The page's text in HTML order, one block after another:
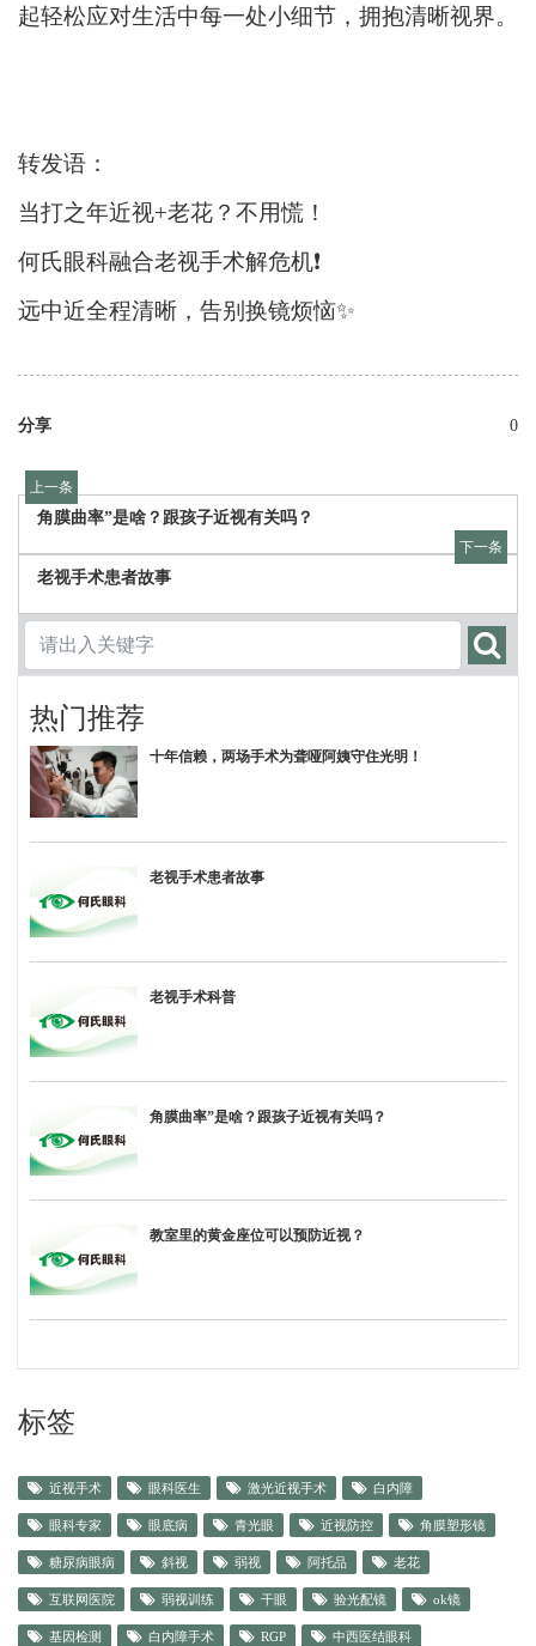
起轻松应对生活中每一处小细节， 拥抱清晰视界。
转发语：
当打之年近视+老花？不用慌！
何氏眼科融合老视手术解危机❗
远中近全程清晰 ， 告别换镜烦恼✨
分享 0
上一条
角膜曲率”是啥？跟孩子近视有关吗？
下一条
老视手术患者故事
热门推荐
十年信赖，两场手术为聋哑阿姨守住光明！
老视手术患者故事
老视手术科普
角膜曲率”是啥？跟孩子近视有关吗？
教室里的黄金座位可以预防近视？
标签
近视手术 眼科医生 激光近视手术 白内障
眼科专家 眼底病 青光眼 近视防控 角膜塑形镜
糖尿病眼病 斜视 弱视 阿托品 老花
互联网医院 弱视训练 干眼 验光配镜 ok镜
基因检测 白内障手术 RGP 中西医结眼科